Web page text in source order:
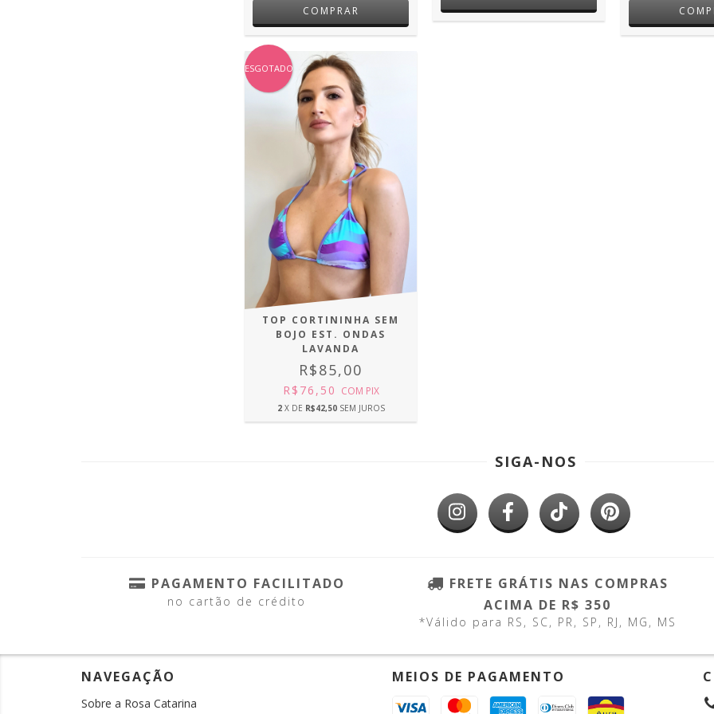
COMPRAR
ESGOTADO
TOP CORTININHA SEM
BOJO EST. ONDAS
LAVANDA
R$85,00
R$76,50 COM PIX
2 X DE R$42,50 SEM JUROS
SIGA-NOS
PAGAMENTO FACILITADO
no cartão de crédito
FRETE GRÁTIS NAS COMPRAS
ACIMA DE R$ 350
*Válido para RS, SC, PR, SP, RJ, MG, MS
NAVEGAÇÃO
Sobre a Rosa Catarina
MEIOS DE PAGAMENTO